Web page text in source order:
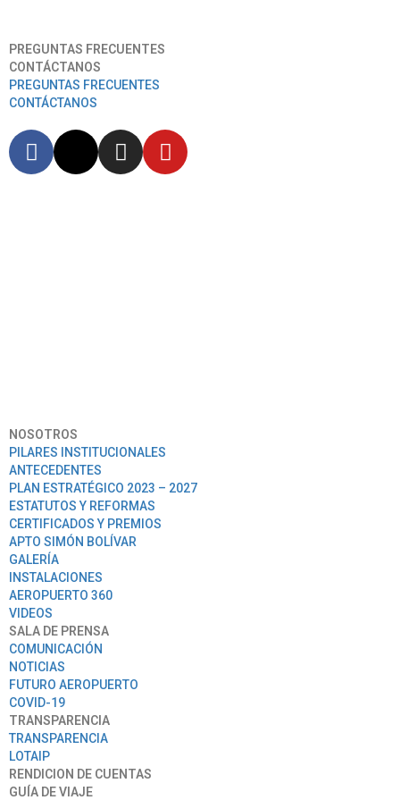
PREGUNTAS FRECUENTES
CONTÁCTANOS
PREGUNTAS FRECUENTES
CONTÁCTANOS
NOSOTROS
PILARES INSTITUCIONALES
ANTECEDENTES
PLAN ESTRATÉGICO 2023 – 2027
ESTATUTOS Y REFORMAS
CERTIFICADOS Y PREMIOS
APTO SIMÓN BOLÍVAR
GALERÍA
INSTALACIONES
AEROPUERTO 360
VIDEOS
SALA DE PRENSA
COMUNICACIÓN
NOTICIAS
FUTURO AEROPUERTO
COVID-19
TRANSPARENCIA
TRANSPARENCIA
LOTAIP
RENDICION DE CUENTAS
GUÍA DE VIAJE